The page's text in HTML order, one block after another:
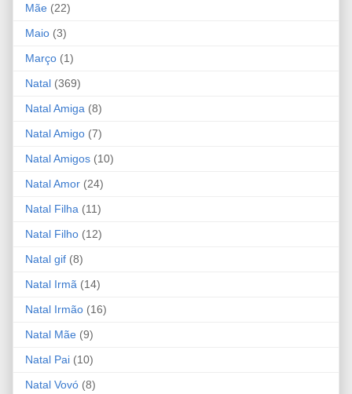
Mãe (22)
Maio (3)
Março (1)
Natal (369)
Natal Amiga (8)
Natal Amigo (7)
Natal Amigos (10)
Natal Amor (24)
Natal Filha (11)
Natal Filho (12)
Natal gif (8)
Natal Irmã (14)
Natal Irmão (16)
Natal Mãe (9)
Natal Pai (10)
Natal Vovó (8)